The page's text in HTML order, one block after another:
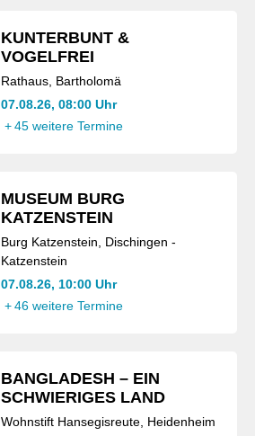
KUNTERBUNT &
VOGELFREI
Rathaus, Bartholomä
07.08.26, 08:00 Uhr
+ 45 weitere Termine
MUSEUM BURG
KATZENSTEIN
Burg Katzenstein, Dischingen -
Katzenstein
07.08.26, 10:00 Uhr
+ 46 weitere Termine
BANGLADESH – EIN
SCHWIERIGES LAND
Wohnstift Hansegisreute, Heidenheim